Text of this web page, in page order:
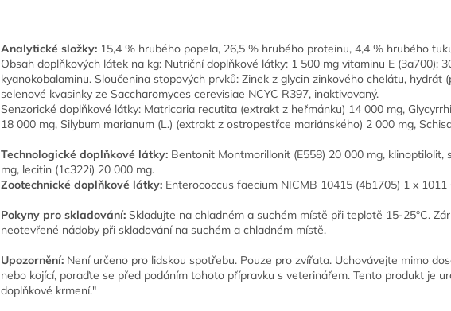
Analytické složky: 15,4 % hrubého popela, 26,5 % hrubého proteinu, 4,4 % hrubého
Obsah doplňkových látek na kg: Nutriční doplňkové látky: 1 500 mg vitaminu E (3a700);
kyanokobalaminu. Sloučenina stopových prvků: Zinek z glycin zinkového chelátu, hydrát
selenové kvasinky ze Saccharomyces cerevisiae NCYC R397, inaktivovaný.
Senzorické doplňkové látky: Matricaria recutita (extrakt z heřmánku) 14 000 mg,
18 000 mg, Silybum marianum (L.) (extrakt z ostropestřce mariánského) 2 000 mg,
Technologické doplňkové látky: Bentonit Montmorillonit (E558) 20 000 mg, klinoptilolit,
mg, lecitin (1c322i) 20 000 mg.
Zootechnické doplňkové látky: Enterococcus faecium NICMB 10415 (4b1705) 1 x 1011
Pokyny pro skladování: Skladujte na chladném a suchém místě při teplotě 15-25°C.
neotevřené nádoby při skladování na suchém a chladném místě.
Upozornění: Není určeno pro lidskou spotřebu. Pouze pro zvířata. Uchovávejte mimo
nebo kojící, poraďte se před podáním tohoto přípravku s veterinářem. Tento produkt je
doplňkové krmení."